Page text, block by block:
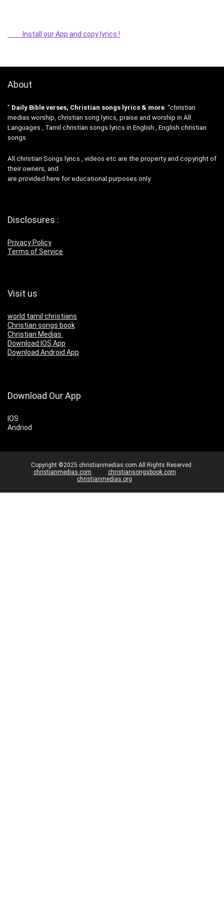
Install our App and copy lyrics !
About
” Daily Bible verses, Christian songs lyrics & more “christian
medias worship, christian song lyrics, praise and worship in All
Languages , Tamil christian songs lyrics in English , English christian
songs .
All christian Songs lyrics , videos etc are the property and copyright of
their owners, and
are provided here for educational purposes only.
Disclosures :
Privacy Policy
Terms of Service
Visit us
world tamil christians
Christian songs book
Christian Medias
Download IOS App
Download Android App
Download Our App
IOS
Andriod
Copyright ©2025 christianmedias.com All Rights Reserved.
christianmedias.com
christiansongsbook.com
christianmedias.org